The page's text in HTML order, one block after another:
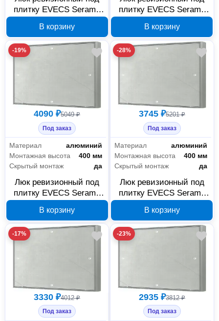
плитку EVECS Seramo
152
В корзину
плитку EVECS Seramo
151
В корзину
-19%
4090 ₽5049 ₽
Под заказ
Материал
алюминий
Монтажная высота
400 мм
Скрытый монтаж
да
Люк ревизионный под
плитку EVECS Seramo
149
В корзину
-28%
3745 ₽5201 ₽
Под заказ
Материал
алюминий
Монтажная высота
400 мм
Скрытый монтаж
да
Люк ревизионный под
плитку EVECS Seramo
148
В корзину
-17%
3330 ₽4012 ₽
Под заказ
-23%
2935 ₽3812 ₽
Под заказ